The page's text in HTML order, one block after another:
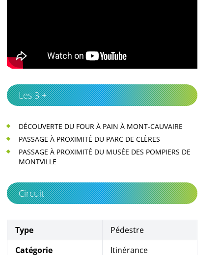
Les 3 +
DÉCOUVERTE DU FOUR À PAIN À MONT-CAUVAIRE
PASSAGE À PROXIMITÉ DU PARC DE CLÈRES
PASSAGE À PROXIMITÉ DU MUSÉE DES POMPIERS DE
MONTVILLE
Circuit
Type
Pédestre
Catégorie
Itinérance